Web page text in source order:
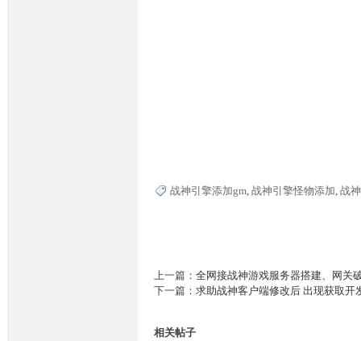
战神引擎添加gm, 战神引擎怪物添加, 战
上一篇： 全网接战神游戏服务器搭建、网关
下一篇： 求助战神客户端修改后 出现获取开
相关帖子